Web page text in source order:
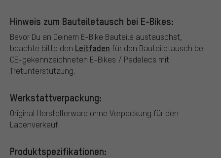
Hinweis zum Bauteiletausch bei E-Bikes:
Bevor Du an Deinem E-Bike Bauteile austauschst,
beachte bitte den Leitfaden für den Bauteiletausch bei
CE-gekennzeichneten E-Bikes / Pedelecs mit
Tretunterstützung.
Werkstattverpackung:
Original Herstellerware ohne Verpackung für den
Ladenverkauf.
Produktspezifikationen: